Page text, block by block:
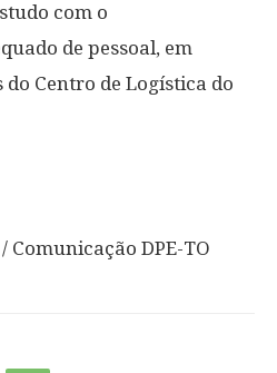
com o
de pessoal, em
Centro de Logística do
Comunicação DPE-TO